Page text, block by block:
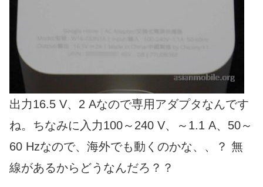
出力16.5 V、2 Aなので専用アダプタなんです
ね。ちなみに入力100～240 V、～1.1 A、50～
60 Hzなので、海外でも動くのかな、、？ 無
線があるからどうなんだろ？？